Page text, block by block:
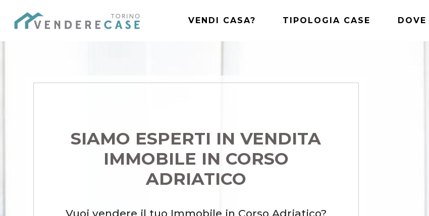
VENDI CASA? TIPOLOGIA CASE DOVE
SIAMO ESPERTI IN VENDITA
IMMOBILE IN CORSO
ADRIATICO
Vuoi vendere il tuo Immobile in Corso Adriatico?